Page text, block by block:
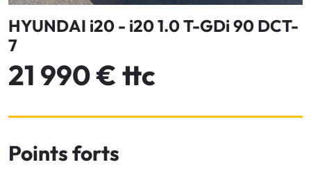
HYUNDAI i20 - i20 1.0 T-GDi 90 DCT-
7
21 990 € ttc
Points forts